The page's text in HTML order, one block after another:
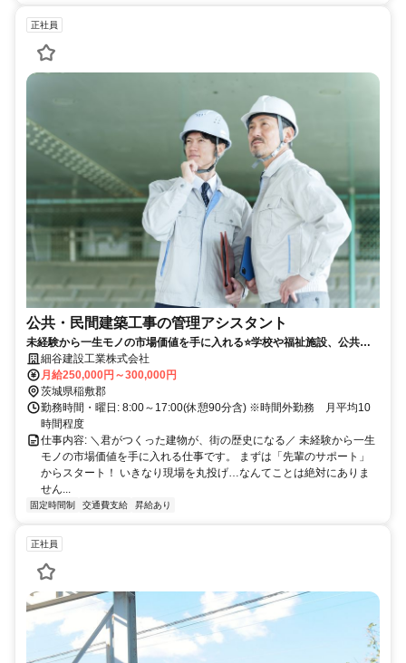
正社員
公共・民間建築工事の管理アシスタント
未経験から一生モノの市場価値を手に入れる⭐学校や福祉施設、公共イ
ンフラ等の工事現場管理のお仕事／土日祝休み・手当充実
細谷建設工業株式会社
月給250,000円～300,000円
茨城県稲敷郡
勤務時間・曜日: 8:00～17:00(休憩90分含) ※時間外勤務 月平均10
時間程度
仕事内容: ＼君がつくった建物が、街の歴史になる／ 未経験から一生
モノの市場価値を手に入れる仕事です。 まずは「先輩のサポート」
からスタート！ いきなり現場を丸投げ…なんてことは絶対にありま
せん...
固定時間制 交通費支給 昇給あり
正社員